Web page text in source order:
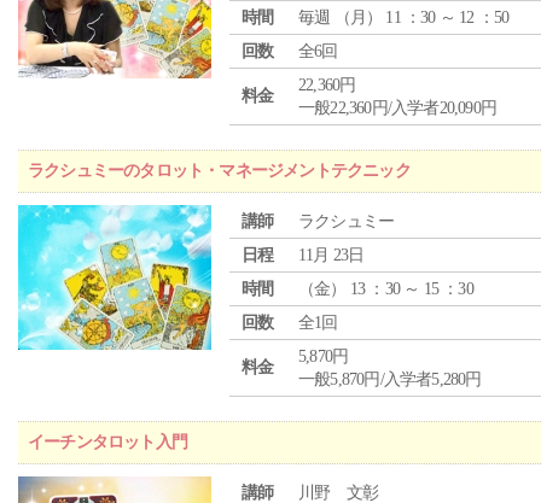
時間
毎週 （ 月 ） 11 ：30 ～ 12 ：50
回数
全6回
料金
22,360円
一般22,360円/入学者20,090円
ラクシュミーのタロット・マネージメントテクニック
講師
ラクシュミー
日程
11月 23日
時間
（金） 13 ：30 ～ 15 ：30
回数
全1回
料金
5,870円
一般5,870円/入学者5,280円
イーチンタロット入門
講師 川野 文彰